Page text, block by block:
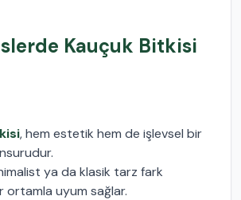
Kauçuk Bitkisi
, hem estetik hem de işlevsel bir
ya da klasik tarz fark
ortamla uyum sağlar.